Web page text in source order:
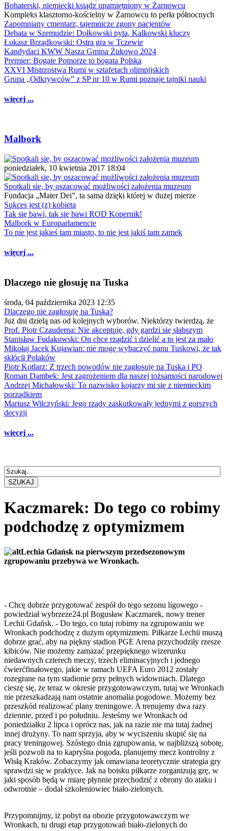
Bohaterski, niemiecki ksiądz upamiętniony w Żarnowcu
Kompleks klasztorno-kościelny w Żarnowcu to perła północnych
Zapomniany cmentarz, tajemnicze zgony pacjentów
Debata w Szemudzie: Dołkowski pyta, Kalkowski kluczy
Łukasz Brządkowski: Ostra gra w Tczewie
Kandydaci KWW Nasza Gmina Żukowo 2024
Premier: Bogate Pomorze to bogata Polska
XXVI Mistrzostwa Rumi w sztafetach olimpijskich
Grupa „Odkrywców” z SP nr 10 w Rumi poznaje tajniki nauki
więcej ...
Malbork
poniedziałek, 10 kwietnia 2017 18:04
Spotkali się, by oszacować możliwości założenia muzeum
Fundacja „Mater Dei”, ta sama dzięki której w dużej mierze
Sukces jest (z) kobietą
Tak się bawi, tak się bawi ROD Kopernik!
Malbork w Europarlamencie
To nie jest jakieś tam miasto, to nie jest jakiś tam zamek
więcej ...
Dlaczego nie głosuję na Tuska
środa, 04 października 2023 12:35
Dlaczego nie zagłosuję na Tuska?
Już dni dzielą nas od kolejnych wyborów. Niektórzy twierdzą, że
Prof. Piotr Czauderna: Nie akceptuję, gdy gardzi się słabszym
Stanisław Fudakowski: On chce rządzić i dzielić a to jest za mało
Mikołaj Jacek Kujawian: nie mogę wybaczyć panu Tuskowi, że tak
skłócił Polaków
Piotr Kotlarz: Z trzech powodów nie zagłosuję na Tuska i PO
Roman Dambek: Jest zagrożeniem dla naszej tożsamości narodowej
Andrzej Michałowski: To nazwisko kojarzy mi się z niemieckim
porządkiem
Mariusz Wilczyński: Jego rządy zaskutkowały jednymi z gorszych
decyzji
więcej ...
SZUKAJ
Kaczmarek: Do tego co robimy
podchodzę z optymizmem
Lechia Gdańsk na pierwszym przedsezonowym
zgrupowaniu przebywa we Wronkach.
- Chcę dobrze przygotować zespół do tego sezonu ligowego -
powiedział wybrzeze24.pl Bogusław Kaczmarek, nowy trener
Lechii Gdańsk. - Do tego, co tutaj robimy na zgrupowaniu we
Wronkach podchodzę z dużym optymizmem. Piłkarze Lechii muszą
dobrze grać, aby na piękny stadion PGE Arena przychodziły rzesze
kibiców. Nie możemy zamazać przepięknego wizerunku
niedawnych czterech meczy, trzech eliminacyjnych i jednego
ćwierćfinałowego, jakie w ramach UEFA Euro 2012 zostały
rozegrane na tym stadionie przy pełnych widowniach. Dlatego
cieszę się, że teraz w okresie przygotowawczym, tutaj we Wronkach
nie przeszkadzają nam ostatnie anomalia pogodowe. Możemy bez
przeszkód realizować plany treningowe. A trenujemy dwa razy
dziennie, przed i po południu. Jesteśmy we Wronkach od
poniedziałku 2 lipca i oprócz nas, jak na razie nie ma tutaj żadnej
innej drużyny. To nam sprzyja, aby w wyciszeniu skupić się na
pracy treningowej. Szóstego dnia zgrupowania, w najbliższą sobotę,
jeśli pozwoli na to kapryśna pogoda, planujemy mecz kontrolny z
Wisłą Kraków. Zobaczymy jak omawiana teoretycznie strategia gry
sprawdzi się w praktyce. Jak na boisku piłkarze zorganizują grę, w
jaki sposób będą w miarę płynnie przechodzić z obrony do ataku i
odwrotnie – dodał szkoleniowiec biało-zielonych.
Przypomnijmy, iż pobyt na obozie przygotowawczym we
Wronkach, tu drugi etap przygotowań biało-zielonych do